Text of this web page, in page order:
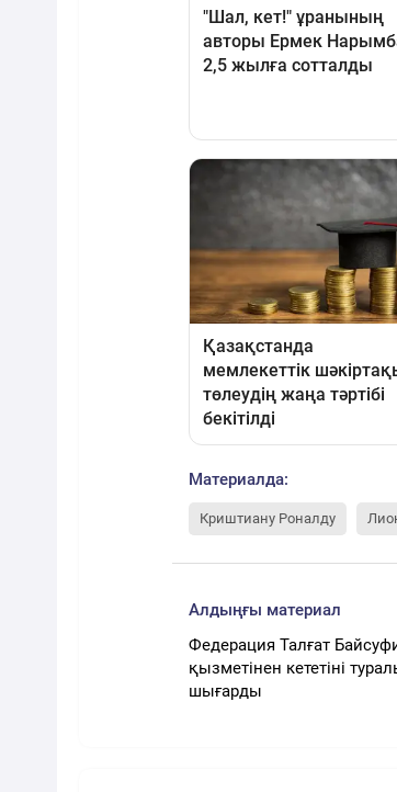
Материалда:
Криштиану Роналду
Алдыңғы материал
Федерация Талғат
қызметінен кететіні
шығарды